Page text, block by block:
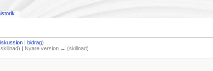
|bidrag)
| Nyare version → (skillnad)